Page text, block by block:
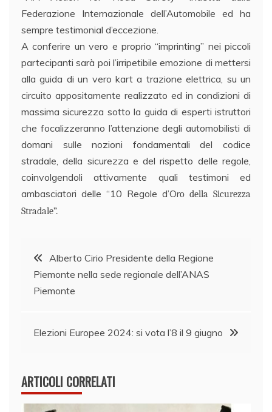
Federazione Internazionale dell’Automobile ed ha
sempre testimonial d’eccezione.
A conferire un vero e proprio “imprinting” nei piccoli
partecipanti sarà poi l’irripetibile emozione di mettersi
alla guida di un vero kart a trazione elettrica, su un
circuito appositamente realizzato ed in condizioni di
massima sicurezza sotto la guida di esperti istruttori
che focalizzeranno l’attenzione degli automobilisti di
domani sulle nozioni fondamentali del codice
stradale, della sicurezza e del rispetto delle regole,
coinvolgendoli attivamente quali testimoni ed
ambasciatori delle “10 Regole d’Oro della Sicurezza
Stradale”.
Navigazione
articoli
Alberto Cirio Presidente della Regione
Piemonte nella sede regionale dell’ANAS
Piemonte
Elezioni Europee 2024: si vota l’8 il 9 giugno
ARTICOLI CORRELATI